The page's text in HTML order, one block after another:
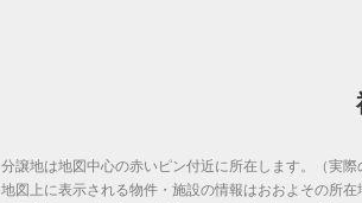
分譲地は地図中心の赤いピン付近に所在します。（実際
地図上に表示される物件・施設の情報はおおよその所